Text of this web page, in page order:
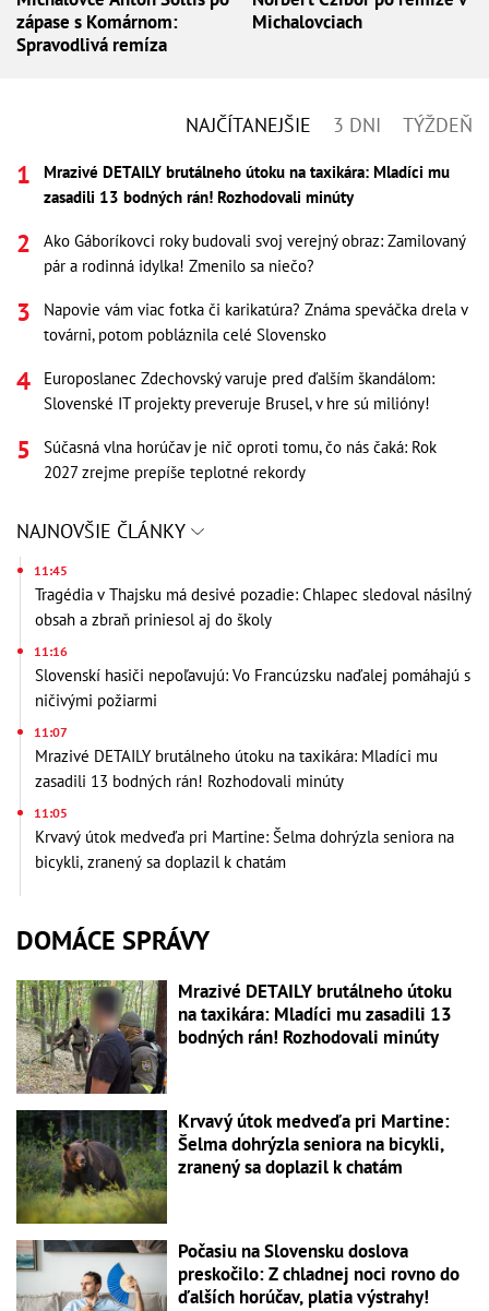
zápase s Komárnom:
Spravodlivá remíza
Michalovciach
NAJČÍTANEJŠIE 3 DNI TÝŽDEŇ
Mrazivé DETAILY brutálneho útoku na taxikára: Mladíci mu
zasadili 13 bodných rán! Rozhodovali minúty
Ako Gáboríkovci roky budovali svoj verejný obraz: Zamilovaný
pár a rodinná idylka! Zmenilo sa niečo?
Napovie vám viac fotka či karikatúra? Známa speváčka drela v
továrni, potom pobláznila celé Slovensko
Europoslanec Zdechovský varuje pred ďalším škandálom:
Slovenské IT projekty preveruje Brusel, v hre sú milióny!
Súčasná vlna horúčav je nič oproti tomu, čo nás čaká: Rok
2027 zrejme prepíše teplotné rekordy
NAJNOVŠIE ČLÁNKY
11:45
Tragédia v Thajsku má desivé pozadie: Chlapec sledoval násilný
obsah a zbraň priniesol aj do školy
11:16
Slovenskí hasiči nepoľavujú: Vo Francúzsku naďalej pomáhajú s
ničivými požiarmi
11:07
Mrazivé DETAILY brutálneho útoku na taxikára: Mladíci mu
zasadili 13 bodných rán! Rozhodovali minúty
11:05
Krvavý útok medveďa pri Martine: Šelma dohrýzla seniora na
bicykli, zranený sa doplazil k chatám
DOMÁCE SPRÁVY
Mrazivé DETAILY brutálneho útoku
na taxikára: Mladíci mu zasadili 13
bodných rán! Rozhodovali minúty
Krvavý útok medveďa pri Martine:
Šelma dohrýzla seniora na bicykli,
zranený sa doplazil k chatám
Počasiu na Slovensku doslova
preskočilo: Z chladnej noci rovno do
ďalších horúčav, platia výstrahy!